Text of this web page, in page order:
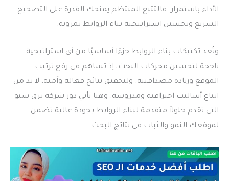
الأداء باستمرار. فالتتبع المنتظم يمنحك القدرة على التصحيح
السريع وتحسين استراتيجية بناء الروابط بمرونة.
وتُعد تكتيكات بناء الروابط جزءًا أساسيًا من أي استراتيجية
ناجحة لتحسين محركات البحث، إذ تساهم في رفع ترتيب
الموقع وزيادة مصداقيته. ولتحقيق نتائج فعالة وآمنة، لا بد من
اتباع أساليب احترافية ومدروسة. وهنا يأتي دور شركة برق سيو
التي تقدم حلولاً متقدمة لبناء الروابط بجودة عالية تضمن
لموقعك النمو والثبات في نتائج البحث.